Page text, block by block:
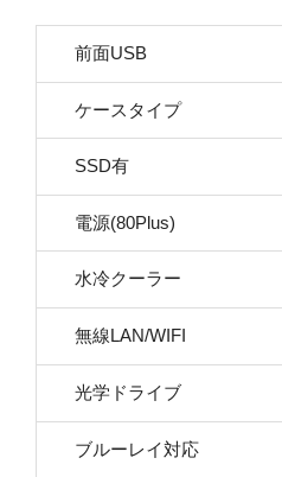
前面USB
ケースタイプ
SSD有
電源(80Plus)
水冷クーラー
無線LAN/WIFI
光学ドライブ
ブルーレイ対応